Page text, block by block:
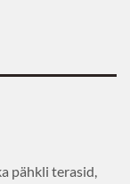
pähkli terasid,